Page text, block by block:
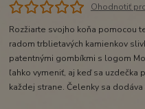
Ohodnotiť
Rozžiarte svojho koňa pomocou
radom trblietavých kamienkov
patentnými gombíkmi s logom
ľahko vymeniť, aj keď sa uzdečka
každej strane. Čelenky sa dodáva